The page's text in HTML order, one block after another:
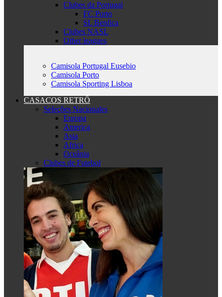
Clubes da Portugal
FC Porto
SL Benfica
Clubes NASL
Other leagues
Camisola Portugal Eusebio
Camisola Porto
Camisola Sporting Lisboa
CASACOS RETRÔ
Seleções Nacionales
Europa
America
Asia
Africa
Oceânia
Clubes de Futebol